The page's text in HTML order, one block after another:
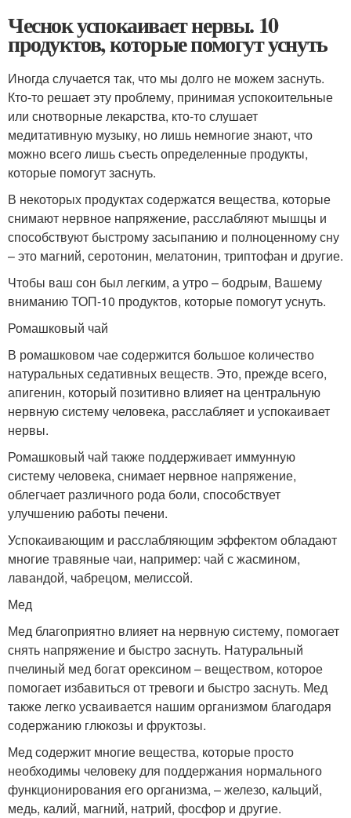
Чеснок успокаивает нервы. 10
продуктов, которые помогут уснуть
Иногда случается так, что мы долго не можем заснуть.
Кто-то решает эту проблему, принимая успокоительные
или снотворные лекарства, кто-то слушает
медитативную музыку, но лишь немногие знают, что
можно всего лишь съесть определенные продукты,
которые помогут заснуть.
В некоторых продуктах содержатся вещества, которые
снимают нервное напряжение, расслабляют мышцы и
способствуют быстрому засыпанию и полноценному сну
– это магний, серотонин, мелатонин, триптофан и другие.
Чтобы ваш сон был легким, а утро – бодрым, Вашему
вниманию ТОП-10 продуктов, которые помогут уснуть.
Ромашковый чай
В ромашковом чае содержится большое количество
натуральных седативных веществ. Это, прежде всего,
апигенин, который позитивно влияет на центральную
нервную систему человека, расслабляет и успокаивает
нервы.
Ромашковый чай также поддерживает иммунную
систему человека, снимает нервное напряжение,
облегчает различного рода боли, способствует
улучшению работы печени.
Успокаивающим и расслабляющим эффектом обладают
многие травяные чаи, например: чай с жасмином,
лавандой, чабрецом, мелиссой.
Мед
Мед благоприятно влияет на нервную систему, помогает
снять напряжение и быстро заснуть. Натуральный
пчелиный мед богат орексином – веществом, которое
помогает избавиться от тревоги и быстро заснуть. Мед
также легко усваивается нашим организмом благодаря
содержанию глюкозы и фруктозы.
Мед содержит многие вещества, которые просто
необходимы человеку для поддержания нормального
функционирования его организма, – железо, кальций,
медь, калий, магний, натрий, фосфор и другие.